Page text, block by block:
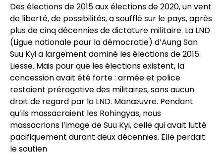
Des élections de 2015 aux élections de 2020, un vent
de liberté, de possibilités, a soufflé sur le pays, après
plus de cinq décennies de dictature militaire. La LND
(Ligue nationale pour la démocratie) d’Aung San
Suu Kyi a largement dominé les élections de 2015.
Liesse. Mais pour que les élections existent, la
concession avait été forte : armée et police
restaient prérogative des militaires, sans aucun
droit de regard par la LND. Manœuvre. Pendant
qu’ils massacraient les Rohingyas, nous
massacrions l’image de Suu Kyi, celle qui avait lutté
pacifiquement durant deux décennies. Elle perdait
le soutien